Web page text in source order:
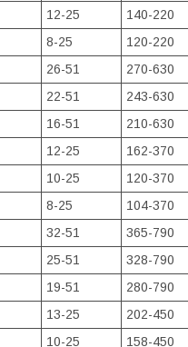
12-25
140-220
8-25 120-220
26-51 270-630
22-51
243-630
16-51
210-630
12-25
162-370
10-25
120-370
8-25 104-370
32-51 365-790
25-51
328-790
19-51
280-790
13-25
202-450
10-25 158-450